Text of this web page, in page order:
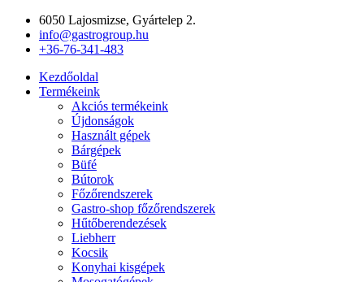
Ugrás
tartalomhoz
6050 Lajosmizse, Gyártelep 2.
info@gastrogroup.hu
+36-76-341-483
Kezdőoldal
Termékeink
Akciós termékeink
Újdonságok
Használt gépek
Bárgépek
Büfé
Bútorok
Főzőrendszerek
Gastro-shop főzőrendszerek
Hűtőberendezések
Liebherr
Kocsik
Konyhai kisgépek